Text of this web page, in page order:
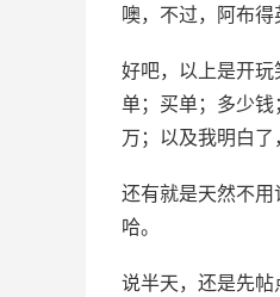
噢，不过，阿布得
好吧，以上是开
单；买单；多少钱
万；以及我明白了
还有就是天然不
哈。
说半天，还是先帖